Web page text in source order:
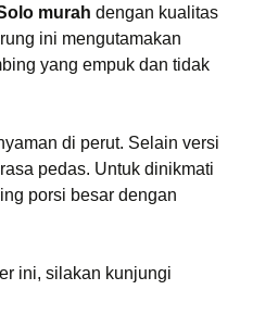
murah dengan kualitas
ini mengutamakan
yang empuk dan tidak
di perut. Selain versi
pedas. Untuk dinikmati
porsi besar dengan
ini, silakan kunjungi